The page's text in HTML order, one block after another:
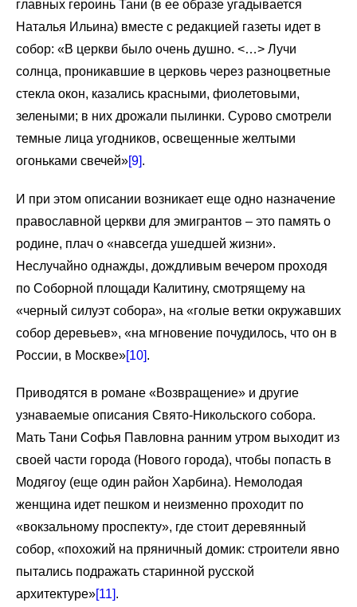
главных героинь Тани (в ее образе угадывается
Наталья Ильина) вместе с редакцией газеты идет в
собор: «В церкви было очень душно. <…> Лучи
солнца, проникавшие в церковь через разноцветные
стекла окон, казались красными, фиолетовыми,
зелеными; в них дрожали пылинки. Сурово смотрели
темные лица угодников, освещенные желтыми
огоньками свечей» [9] .
И при этом описании возникает еще одно назначение
православной церкви для эмигрантов – это память о
родине, плач о «навсегда ушедшей жизни».
Неслучайно однажды, дождливым вечером проходя
по Соборной площади Калитину, смотрящему на
«черный силуэт собора», на «голые ветки окружавших
собор деревьев», «на мгновение почудилось, что он в
России, в Москве»[10].
Приводятся в романе «Возвращение» и другие
узнаваемые описания Свято-Никольского собора.
Мать Тани Софья Павловна ранним утром выходит из
своей части города (Нового города), чтобы попасть в
Модягоу (еще один район Харбина). Немолодая
женщина идет пешком и неизменно проходит по
«вокзальному проспекту», где стоит деревянный
собор, «похожий на пряничный домик: строители явно
пытались подражать старинной русской
архитектуре»[11].